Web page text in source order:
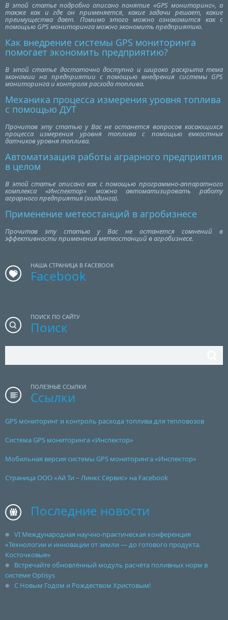
В этой статье подробно описано понятие «GPS мониторинг», а
также как и где он применяется, какие задачи решает, какие
преимущества дает. Помимо этого можно ознакомится как с
помощью GPS мониторинга можно экономить предприятию.
Как внедрение системы GPS мониторинга
помогает экономить предприятию?
В этой статье достаточно доступно и широко раскрыта тема
экономии на предприятии с помощью внедрения системы GPS
мониторинга и контроля расхода топлива.
Механика процесса измерения уровня топлива
с помощью ДУТ
Прочитав эту статью у Вас не останется вопросов касающихся
процесса измерения уровня топлива с помощью емкостных
датчиков уровня топлива.
Автоматизация работы аграрного предприятия
в целом
В этой статье описано как с помощью программно-аппаратного
комплекса «Инспектор» можно автоматизировать работу
аграрного предприятия (холдинга).
Применение метеостанций в агробизнесе
Прочитав эту статью у Вас не останется сомнений в
эффективности применения метеостанций в агробизнесе.
НАША СТРАНИЦА В FACEBOOK
Facebook
ПОИСК ПО САЙТУ
Поиск
ПОЛЕЗНЫЕ ССЫЛКИ
Ссылки
GPS мониторинг и контроль расхода топлива для тепловозов
Система GPS мониторинга «Инспектор»
Мобильная версия системы GPS мониторинга «Инспектор»
Страница ООО «Ай Ти – Линкс Сервис» на Facebook
Последние новости
VI Международная научно-практическая конференция
«Технологии и инновации от земли — до готового продукта.
Косточковые»
Встречайте обновлённый модуль расчёта поливных норм в
системе Optisys
С Новым Годом и Рождеством Христовым!